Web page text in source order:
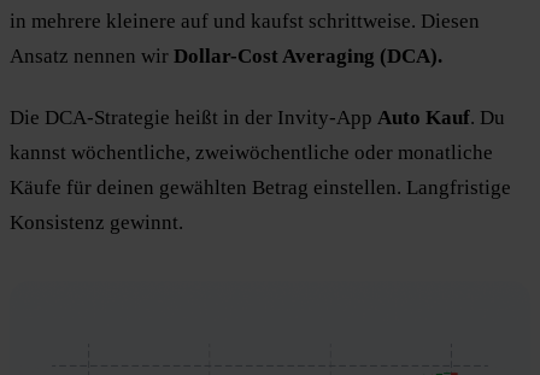
in mehrere kleinere auf und kaufst schrittweise. Diesen
Ansatz nennen wir Dollar-Cost Averaging (DCA).
Die DCA-Strategie heißt in der Invity-App Auto Kauf. Du
kannst wöchentliche, zweiwöchentliche oder monatliche
Käufe für deinen gewählten Betrag einstellen. Langfristige
Konsistenz gewinnt.